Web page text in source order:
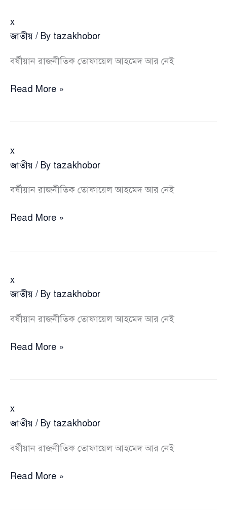
x
জাতীয় / By tazakhobor
বর্ষীয়ান রাজনীতিক তোফায়েল আহমেদ আর নেই
xRead More »
x
জাতীয় / By tazakhobor
বর্ষীয়ান রাজনীতিক তোফায়েল আহমেদ আর নেই
x
Read More »
x
জাতীয় / By tazakhobor
বর্ষীয়ান রাজনীতিক তোফায়েল আহমেদ আর নেই
xRead More »
x
জাতীয় / By tazakhobor
বর্ষীয়ান রাজনীতিক তোফায়েল আহমেদ আর নেই
x
Read More »